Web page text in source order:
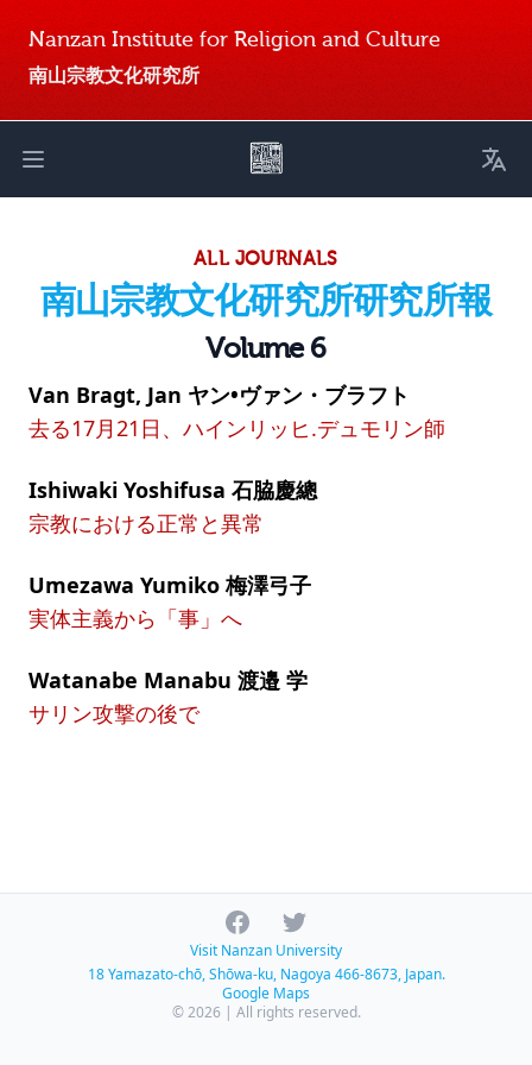
Nanzan Institute for Religion and Culture
南山宗教文化研究所
Open main menu
ALL JOURNALS
南山宗教文化研究所研究所報
Volume 6
Van Bragt, Jan ヤン•ヴァン・ブラフト
去る17月21日、ハインリッヒ.デュモリン師
Ishiwaki Yoshifusa 石脇慶總
宗教における正常と異常
Umezawa Yumiko 梅澤弓子
実体主義から「事」へ
Watanabe Manabu 渡邉 学
サリン攻撃の後で
FacebookTwitter
Visit Nanzan University
18 Yamazato-chō, Shōwa-ku, Nagoya 466-8673, Japan.
Google Maps
© 2026 | All rights reserved.